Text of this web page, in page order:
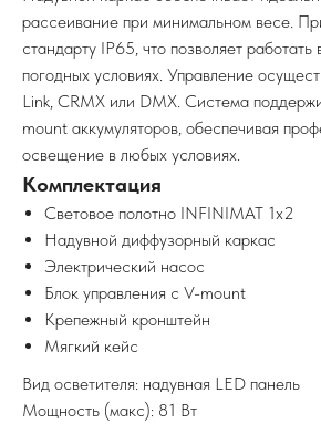
рассеивание при минимальном весе.
стандарту IP65, что позволяет работать
погодных условиях. Управление
Link, CRMX или DMX. Система
mount аккумуляторов, обеспечивая
освещение в любых условиях.
Комплектация
Световое полотно INFINIMAT 1x2
Надувной диффузорный каркас
Электрический насос
Блок управления с V-mount
Крепежный кронштейн
Мягкий кейс
Вид осветителя: надувная LED панель
Мощность (макс): 81 Вт